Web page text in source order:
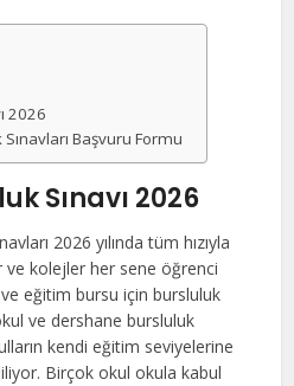
2026
Başvuru Formu
Sınavı 2026
2026 yılında tüm hızıyla
kolejler her sene öğrenci
ve eğitim bursu için bursluluk
ve dershane bursluluk
kendi eğitim seviyelerine
Birçok okul okula kabul